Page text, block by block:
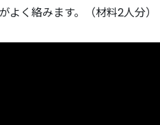
よく絡みます。（材料2人分）